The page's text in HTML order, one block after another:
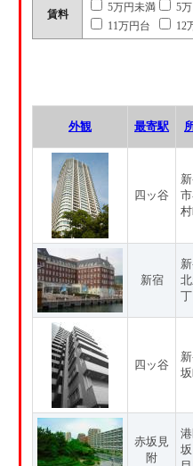
賃料
5万円未満
5
11万円台
12
外観 最寄駅
四ッ谷
新宿
四ッ谷
赤坂見
附